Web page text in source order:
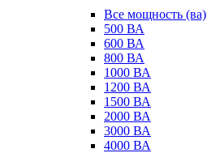
Все мощность (ва)
500 ВА
600 ВА
800 ВА
1000 ВА
1200 ВА
1500 ВА
2000 ВА
3000 ВА
4000 ВА